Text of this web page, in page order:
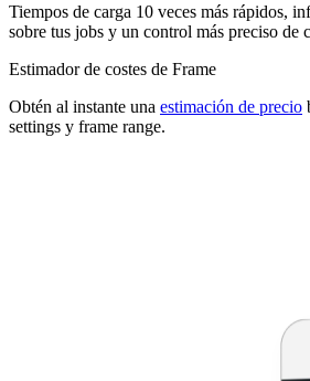
Establece un umbral yRecarga automática
automáticamente para que tus jobs sigan
Te damos la bienvenida a Drop & Render
Creado para profesionales que necesitan
cualquier job enminutos